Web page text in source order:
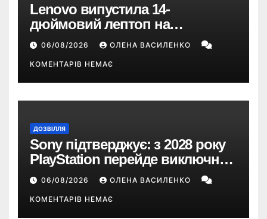
Lenovo випустила 14-
дюймовий лептоп на
Snapdragon X2 з автономністю
понад 33 години
06/08/2026 ОЛЕНА ВАСИЛЕНКО
КОМЕНТАРІВ НЕМАЄ
ДОЗВІЛЛЯ
Sony підтверджує: з 2028 року
PlayStation перейде виключно
на цифрові ігри
06/08/2026 ОЛЕНА ВАСИЛЕНКО
КОМЕНТАРІВ НЕМАЄ